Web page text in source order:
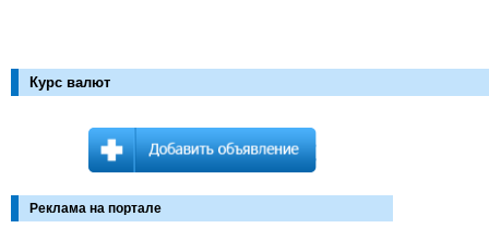
Курс валют
Реклама на портале